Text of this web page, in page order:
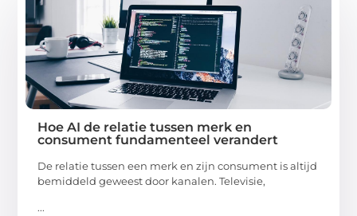
Hoe AI de relatie tussen merk en
consument fundamenteel verandert
De relatie tussen een merk en zijn consument is altijd
bemiddeld geweest door kanalen. Televisie,
...